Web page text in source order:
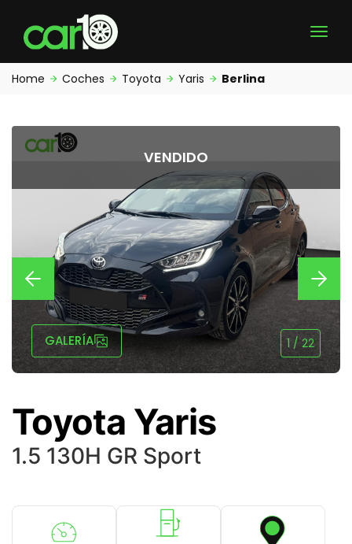
Home Coches Toyota Yaris Berlina
GALERÍA
VENDIDO
1/22
Toyota Yaris
1.5 130H GR Sport